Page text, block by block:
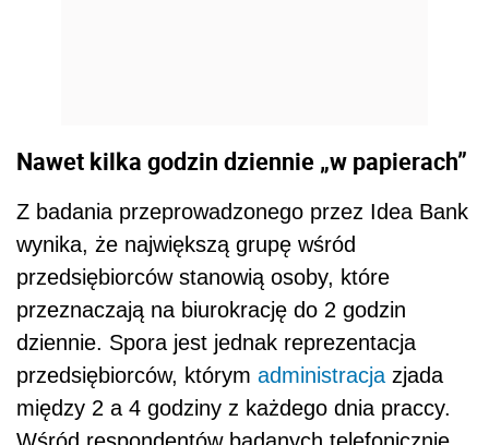
Nawet kilka godzin dziennie „w papierach”
Z badania przeprowadzonego przez Idea Bank
wynika, że największą grupę wśród
przedsiębiorców stanowią osoby, które
przeznaczają na biurokrację do 2 godzin
dziennie. Spora jest jednak reprezentacja
przedsiębiorców, którym administracja zjada
między 2 a 4 godziny z każdego dnia praccy.